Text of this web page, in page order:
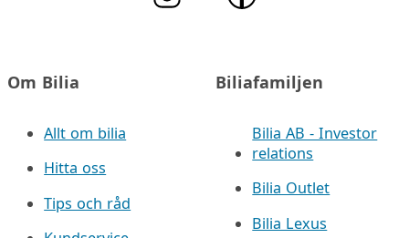
Om Bilia
Allt om bilia
Hitta oss
Tips och råd
Biliafamiljen
Bilia AB - Investor
relations
Bilia Outlet
Bilia Lexus